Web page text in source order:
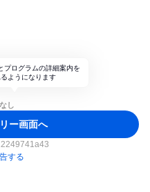
プログラムの詳細案内を
ようになります
し
ー画面へ
する